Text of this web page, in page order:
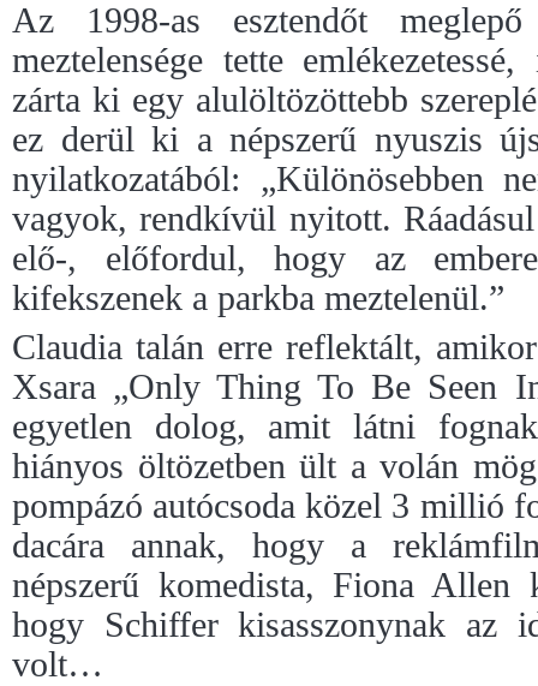
Az 1998-as esztendőt
meztelensége tette
zárta ki egy alulöltözöttebb
ez derül ki a népszerű nyuszis
nyilatkozatából: „Különösebben
vagyok, rendkívül nyitott.
elő-, előfordul, hogy az
kifekszenek a parkba meztelenül.”
Claudia talán erre reflektált,
Xsara „Only Thing To Be Seen
egyetlen dolog, amit látni
hiányos öltözetben ült a volán
pompázó autócsoda közel 3 millió
dacára annak, hogy a
népszerű komedista, Fiona Allen
hogy Schiffer kisasszonynak az
volt…